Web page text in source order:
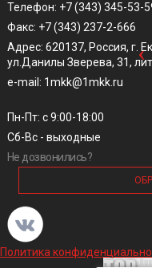
‹
Телефон: +7 (343) 345-53-
Факс: +7 (343) 237-2-666
Адрес: 620137, Россия, г.
ул.Данилы Зверева, 31,
e-mail: 1mkk@1mkk.ru
Пн-Пт: с 9:00-18:00
Сб-Вс - выходные
Не дозвонились?
Политика